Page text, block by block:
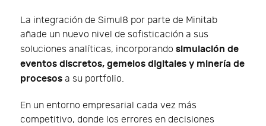
La integración de Simul8 por parte de Minitab
añade un nuevo nivel de sofisticación a sus
soluciones analíticas, incorporando simulación de
eventos discretos, gemelos digitales y minería de
procesos a su portfolio.
En un entorno empresarial cada vez más
competitivo, donde los errores en decisiones